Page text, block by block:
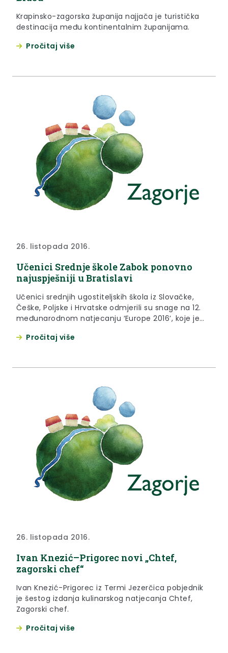
Krapinsko-zagorska županija najjača je turistička
destinacija među kontinentalnim županijama.
Pročitaj više
26. listopada 2016.
Učenici Srednje škole Zabok ponovno
najuspješniji u Bratislavi
Učenici srednjih ugostiteljskih škola iz Slovačke,
Češke, Poljske i Hrvatske odmjerili su snage na 12.
međunarodnom natjecanju ‘Europe 2016’, koje je
Bratislavi.
Pročitaj više
26. listopada 2016.
Ivan Knezić–Prigorec novi „Chtef,
zagorski chef“
Ivan Knezić-Prigorec iz Termi Jezerčica pobjednik
je šestog izdanja kulinarskog natjecanja Chtef,
Zagorski chef.
Pročitaj više